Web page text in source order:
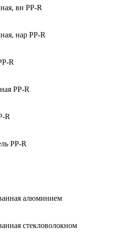
вн PP-R
нар PP-R
R
PP-R
R
PP-R
алюминием
стекловолокном